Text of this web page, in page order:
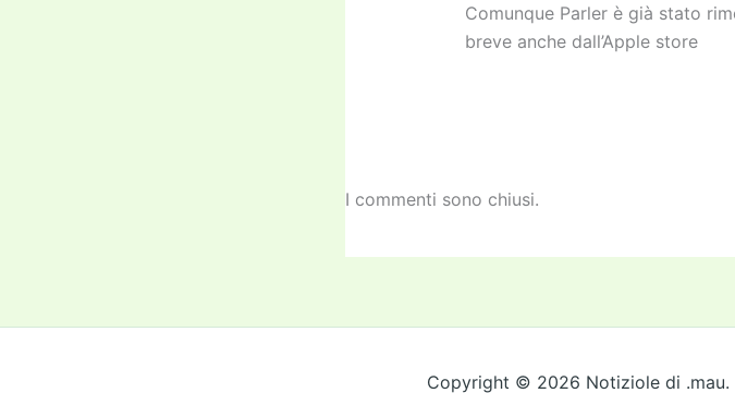
Comunque Parler è già stato
breve anche dall’Apple store
I commenti sono chiusi.
Copyright © 2026 Notiziole di .mau.